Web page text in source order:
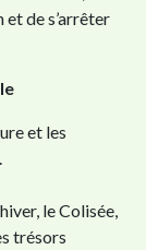
de s’arrêter
et les
le Colisée,
trésors